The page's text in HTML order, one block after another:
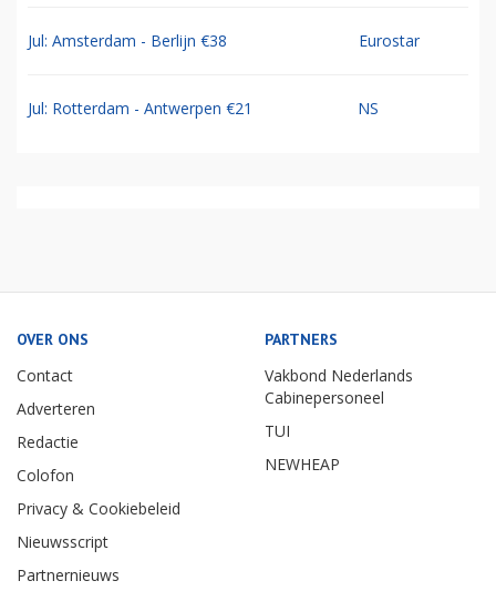
Jul: Amsterdam - Berlijn €38 Eurostar
Jul: Rotterdam - Antwerpen €21 NS
OVER ONS
Contact
Adverteren
Redactie
Colofon
Privacy & Cookiebeleid
Nieuwsscript
Partnernieuws
PARTNERS
Vakbond Nederlands
Cabinepersoneel
TUI
NEWHEAP